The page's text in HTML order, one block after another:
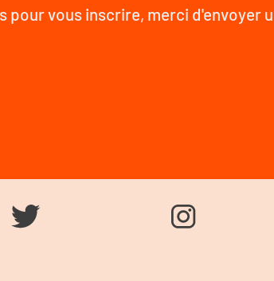
pour vous inscrire, merci d'envoyer